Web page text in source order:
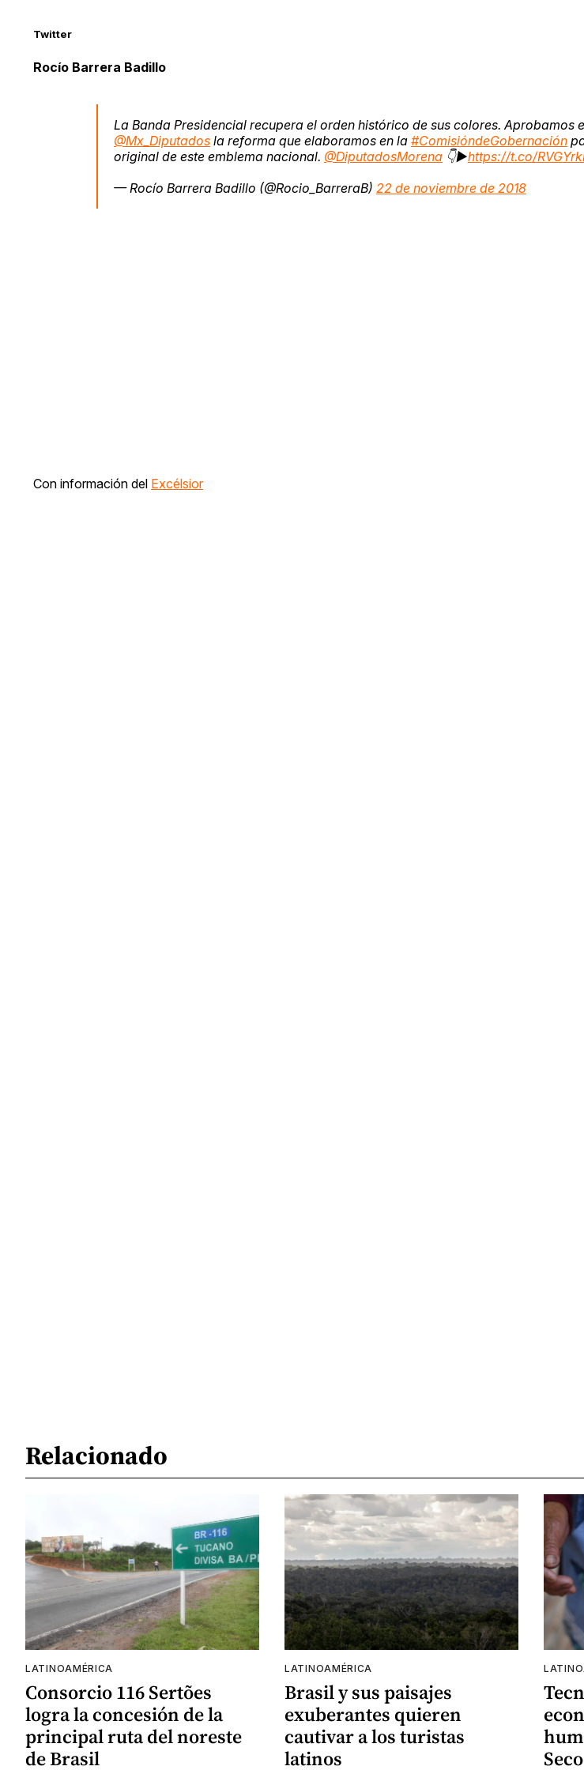
Twitter
Rocío Barrera Badillo
La Banda Presidencial recupera el orden histórico de sus colores. Aprobamos
@Mx_Diputados la reforma que elaboramos en la #ComisióndeGobernación
original de este emblema nacional. @DiputadosMorena 👇▶️https://t.co/
— Rocío Barrera Badillo (@Rocio_BarreraB) 22 de noviembre de 2018
Con información del Excélsior
Relacionado
LATINOAMÉRICA
Consorcio 116 Sertões
logra la concesión de la
principal ruta del noreste
de Brasil
LATINOAMÉRICA
Brasil y sus paisajes
exuberantes quieren
cautivar a los turistas
latinos